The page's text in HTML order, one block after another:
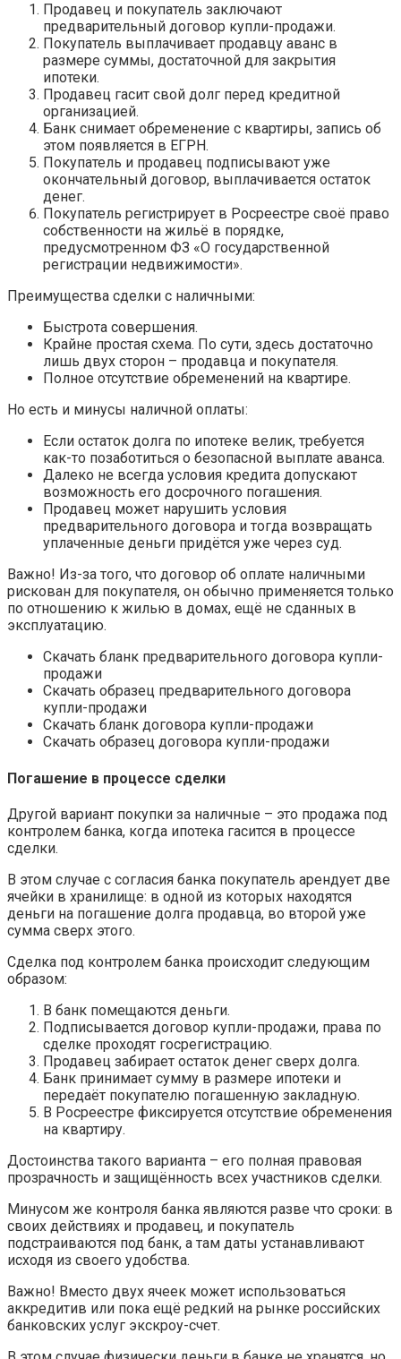
Продавец и покупатель заключают
предварительный договор купли-продажи.
Покупатель выплачивает продавцу аванс в
размере суммы, достаточной для закрытия
ипотеки.
Продавец гасит свой долг перед кредитной
организацией.
Банк снимает обременение с квартиры, запись об
этом появляется в ЕГРН.
Покупатель и продавец подписывают уже
окончательный договор, выплачивается остаток
денег.
Покупатель регистрирует в Росреестре своё право
собственности на жильё в порядке,
предусмотренном ФЗ «О государственной
регистрации недвижимости».
Преимущества сделки с наличными:
Быстрота совершения.
Крайне простая схема. По сути, здесь достаточно
лишь двух сторон – продавца и покупателя.
Полное отсутствие обременений на квартире.
Но есть и минусы наличной оплаты:
Если остаток долга по ипотеке велик, требуется
как-то позаботиться о безопасной выплате аванса.
Далеко не всегда условия кредита допускают
возможность его досрочного погашения.
Продавец может нарушить условия
предварительного договора и тогда возвращать
уплаченные деньги придётся уже через суд.
Важно! Из-за того, что договор об оплате наличными
рискован для покупателя, он обычно применяется только
по отношению к жилью в домах, ещё не сданных в
эксплуатацию.
Скачать бланк предварительного договора купли-
продажи
Скачать образец предварительного договора
купли-продажи
Скачать бланк договора купли-продажи
Скачать образец договора купли-продажи
Погашение в процессе сделки
Другой вариант покупки за наличные – это продажа под
контролем банка, когда ипотека гасится в процессе
сделки.
В этом случае с согласия банка покупатель арендует две
ячейки в хранилище: в одной из которых находятся
деньги на погашение долга продавца, во второй уже
сумма сверх этого.
Сделка под контролем банка происходит следующим
образом:
В банк помещаются деньги.
Подписывается договор купли-продажи, права по
сделке проходят госрегистрацию.
Продавец забирает остаток денег сверх долга.
Банк принимает сумму в размере ипотеки и
передаёт покупателю погашенную закладную.
В Росреестре фиксируется отсутствие обременения
на квартиру.
Достоинства такого варианта – его полная правовая
прозрачность и защищённость всех участников сделки.
Минусом же контроля банка являются разве что сроки: в
своих действиях и продавец, и покупатель
подстраиваются под банк, а там даты устанавливают
исходя из своего удобства.
Важно! Вместо двух ячеек может использоваться
аккредитив или пока ещё редкий на рынке российских
банковских услуг экскроу-счет.